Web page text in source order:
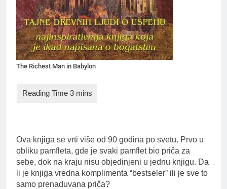
The Richest Man in Babylon
Ova knjiga se vrti više od 90 godina po svetu. Prvo u
obliku pamfleta, gde je svaki pamflet bio priča za
sebe, dok na kraju nisu objedinjeni u jednu knjigu. Da
li je knjiga vredna komplimenta “bestseler” ili je sve to
samo prenaduvana priča?